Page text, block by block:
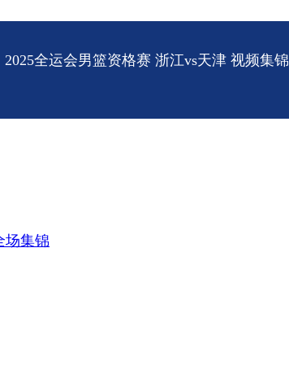
2025全运会男篮资格赛 浙江vs天津 视频集锦
场集锦